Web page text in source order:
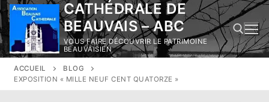
Aller
au
contenu
CATHÉDRALE DE
BEAUVAIS – ABC
VOUS FAIRE DÉCOUVRIR LE PATRIMOINE
BEAUVAISIEN
Rechercher :
ACCUEIL
BLOG
EXPOSITION « MILLE NEUF CENT QUATORZE »